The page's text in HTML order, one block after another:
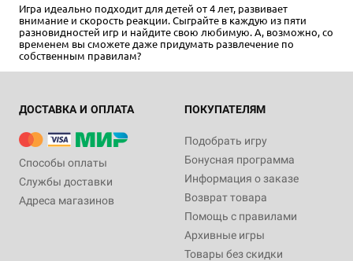
Игра идеально подходит для детей от 4 лет, развивает
внимание и скорость реакции. Сыграйте в каждую из пяти
разновидностей игр и найдите свою любимую. А, возможно, со
временем вы сможете даже придумать развлечение по
собственным правилам?
ДОСТАВКА И ОПЛАТА
Способы оплаты
Службы доставки
Адреса магазинов
ПОКУПАТЕЛЯМ
Подобрать игру
Бонусная программа
Информация о заказе
Возврат товара
Помощь с правилами
Архивные игры
Товары без скидки